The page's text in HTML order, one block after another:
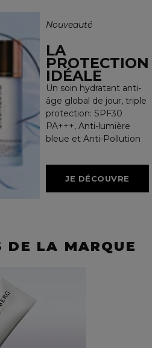
Nouveauté
LA
PROTECTION
IDÉALE
Un soin hydratant anti-
âge global de jour, triple
protection: SPF30
PA+++, Anti-lumière
bleue et Anti-Pollution
JE DÉCOUVRE
DE LA MARQUE